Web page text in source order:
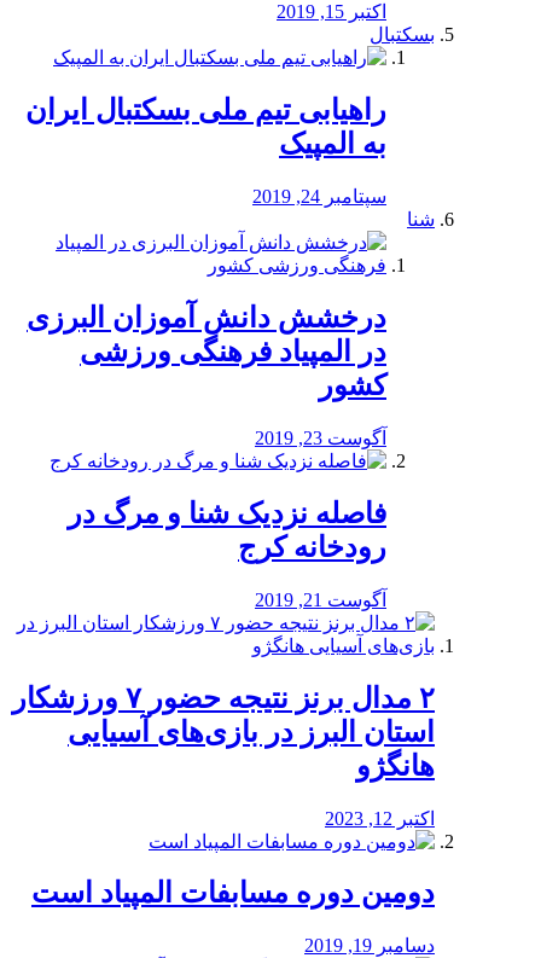
اکتبر 15, 2019
بسکتبال
راهیابی تیم ملی بسکتبال ایران
به المپیک
سپتامبر 24, 2019
شنا
درخشش دانش آموزان البرزی
در المپیاد فرهنگی ورزشی
کشور
آگوست 23, 2019
️فاصله نزدیک شنا و مرگ در
رودخانه کرج
آگوست 21, 2019
۲ مدال برنز نتیجه حضور ۷ ورزشکار
استان البرز در بازی‌های آسیایی
هانگژو
اکتبر 12, 2023
دومین دوره مسابفات المپیاد است
دسامبر 19, 2019